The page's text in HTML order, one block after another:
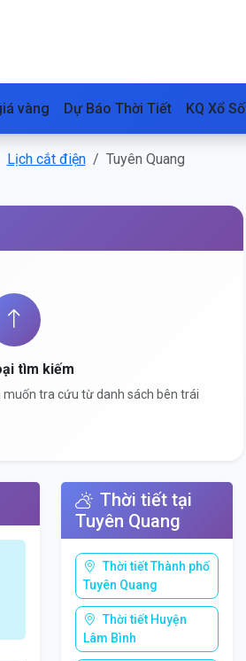
vàng Dự Báo Thời Tiết KQ Xổ Số
Lịch cắt điện Tuyên Quang
tìm kiếm
tra cứu từ danh sách bên trái
Thời tiết tại
Tuyên Quang
Thời tiết Thành phố
Tuyên Quang
Thời tiết Huyện
Lâm Bình